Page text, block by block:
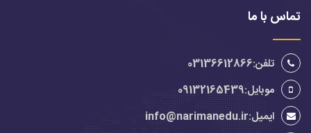
تماس با ما
تلفن:03136612866
موبایل:09132165439
ایمیل:info@narimanedu.ir